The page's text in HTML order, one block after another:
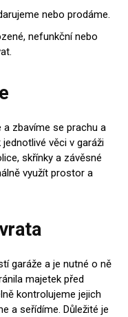
nebo prodáme.
nefunkční nebo
a zbavíme se prachu a
věci v garáži
skřínky a závěsné
využít prostor a
garáže a je nutné o ně
majetek před
kontrolujeme jejich
a seřídíme. Důležité je